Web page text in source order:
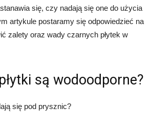
się, czy nadają się one do użycia
artykule postaramy się odpowiedzieć na
zalety oraz wady czarnych płytek w
są wodoodporne?
się pod prysznic?